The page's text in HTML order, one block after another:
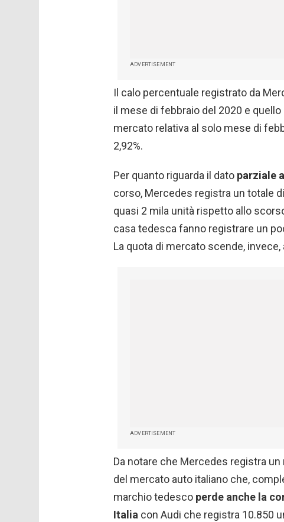
ADVERTISEMENT
Il calo percentuale registrato da
il mese di febbraio del 2020 e
mercato relativa al solo mese di
2,92%.
Per quanto riguarda il dato parziale
corso, Mercedes registra un totale di
quasi 2 mila unità rispetto allo
casa tedesca fanno registrare un
La quota di mercato scende, invece,
ADVERTISEMENT
Da notare che Mercedes registra
del mercato auto italiano che,
marchio tedesco perde anche la
Italia con Audi che registra 10.850